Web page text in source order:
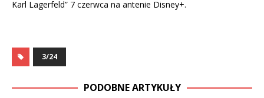
Karl Lagerfeld” 7 czerwca na antenie Disney+.
3/24
PODOBNE ARTYKUŁY